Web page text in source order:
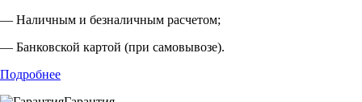
— Наличным и безналичным расчетом;
— Банковской картой (при самовывозе).
Подробнее